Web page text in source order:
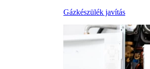
Gázkészülék javítás